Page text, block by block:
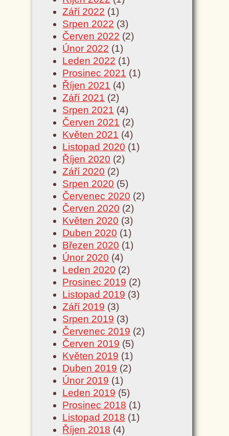
Září 2022 (1)
Srpen 2022 (3)
Červen 2022 (2)
Únor 2022 (1)
Leden 2022 (1)
Prosinec 2021 (1)
Říjen 2021 (4)
Září 2021 (2)
Srpen 2021 (4)
Červen 2021 (2)
Květen 2021 (4)
Listopad 2020 (1)
Říjen 2020 (2)
Září 2020 (2)
Srpen 2020 (5)
Červenec 2020 (2)
Červen 2020 (2)
Květen 2020 (3)
Duben 2020 (1)
Březen 2020 (1)
Únor 2020 (4)
Leden 2020 (2)
Prosinec 2019 (2)
Listopad 2019 (3)
Září 2019 (3)
Srpen 2019 (3)
Červenec 2019 (2)
Červen 2019 (5)
Květen 2019 (1)
Duben 2019 (2)
Únor 2019 (1)
Leden 2019 (5)
Prosinec 2018 (1)
Listopad 2018 (1)
Říjen 2018 (4)